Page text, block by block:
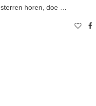
sterren horen, doe …